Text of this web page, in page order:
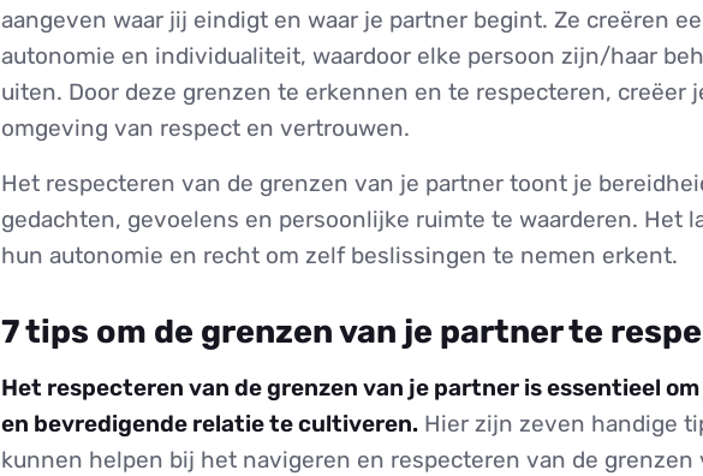
aangeven waar jij eindigt en waar je partner begint. Ze creëren
autonomie en individualiteit, waardoor elke persoon zijn/haar
uiten. Door deze grenzen te erkennen en te respecteren, creëer
omgeving van respect en vertrouwen.
Het respecteren van de grenzen van je partner toont je
gedachten, gevoelens en persoonlijke ruimte te waarderen. Het
hun autonomie en recht om zelf beslissingen te nemen erkent.
7 tips om de grenzen van je partner te
Het respecteren van de grenzen van je partner is essentieel
en bevredigende relatie te cultiveren. Hier zijn zeven handige
kunnen helpen bij het navigeren en respecteren van de grenzen